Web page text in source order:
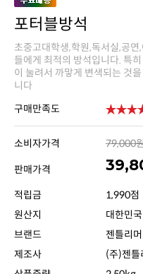
포터블방석
니다
구매만족도
소비자가격 79,000
판매가격
적립금
1,990점
원산지
대한민국
브랜드
젠틀리머
제조사
(주)젠틀